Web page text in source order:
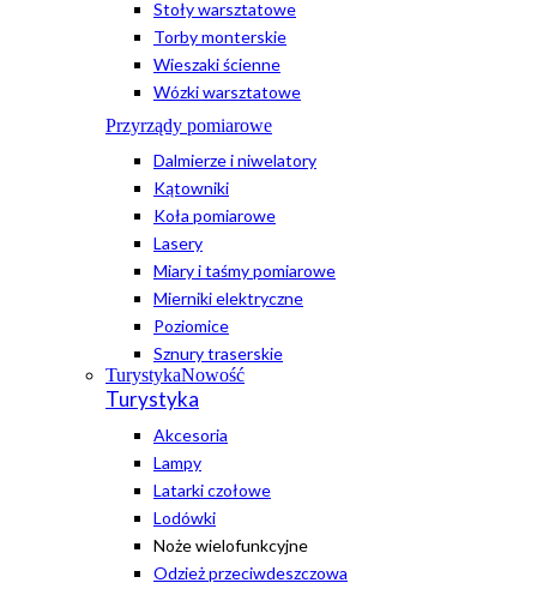
Stoły warsztatowe
Torby monterskie
Wieszaki ścienne
Wózki warsztatowe
Przyrządy pomiarowe
Dalmierze i niwelatory
Kątowniki
Koła pomiarowe
Lasery
Miary i taśmy pomiarowe
Mierniki elektryczne
Poziomice
Sznury traserskie
TurystykaNowość
Turystyka
Akcesoria
Lampy
Latarki czołowe
Lodówki
Noże wielofunkcyjne
Odzież przeciwdeszczowa